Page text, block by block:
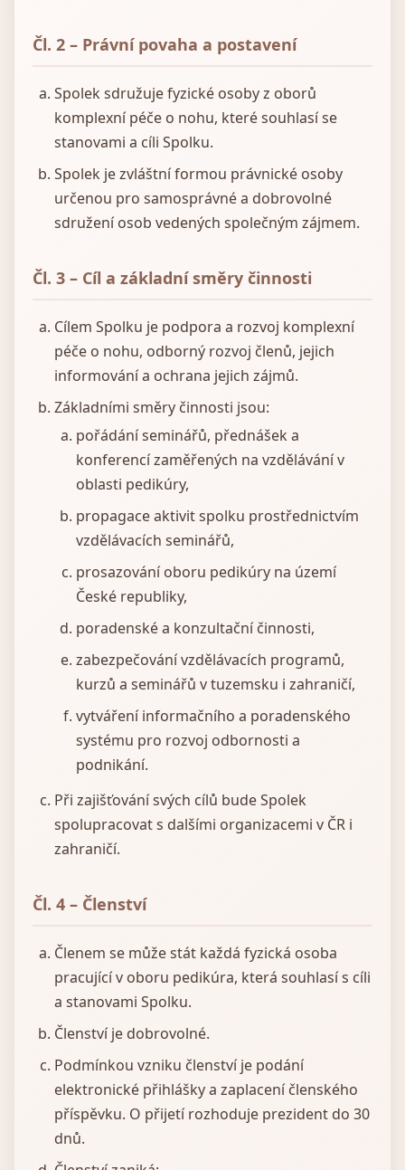
Čl. 2 – Právní povaha a postavení
Spolek sdružuje fyzické osoby z oborů
komplexní péče o nohu, které souhlasí se
stanovami a cíli Spolku.
Spolek je zvláštní formou právnické osoby
určenou pro samosprávné a dobrovolné
sdružení osob vedených společným zájmem.
Čl. 3 – Cíl a základní směry činnosti
Cílem Spolku je podpora a rozvoj komplexní
péče o nohu, odborný rozvoj členů, jejich
informování a ochrana jejich zájmů.
Základními směry činnosti jsou:
pořádání seminářů, přednášek a
konferencí zaměřených na vzdělávání v
oblasti pedikúry,
propagace aktivit spolku prostřednictvím
vzdělávacích seminářů,
prosazování oboru pedikúry na území
České republiky,
poradenské a konzultační činnosti,
zabezpečování vzdělávacích programů,
kurzů a seminářů v tuzemsku i zahraničí,
vytváření informačního a poradenského
systému pro rozvoj odbornosti a
podnikání.
Při zajišťování svých cílů bude Spolek
spolupracovat s dalšími organizacemi v ČR i
zahraničí.
Čl. 4 – Členství
Členem se může stát každá fyzická osoba
pracující v oboru pedikúra, která souhlasí s cíli
a stanovami Spolku.
Členství je dobrovolné.
Podmínkou vzniku členství je podání
elektronické přihlášky a zaplacení členského
příspěvku. O přijetí rozhoduje prezident do 30
dnů.